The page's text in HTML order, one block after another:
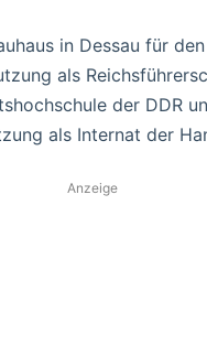
in Dessau für
als
der DDR
als Internat der
Anzeige